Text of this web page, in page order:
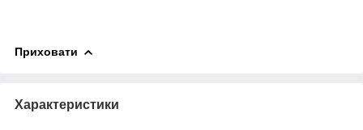
Приховати
Характеристики